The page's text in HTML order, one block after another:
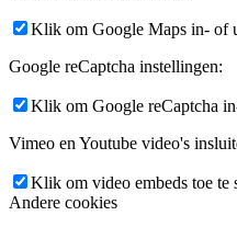
Klik om Google Maps in- of
Google reCaptcha instellingen:
Klik om Google reCaptcha
Vimeo en Youtube video's
Klik om video embeds toe te
Andere cookies